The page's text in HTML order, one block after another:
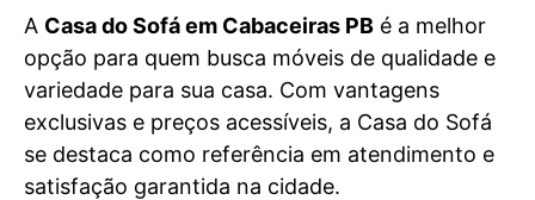
A Casa do Sofá em Cabaceiras PB é a melhor
opção para quem busca móveis de qualidade e
variedade para sua casa. Com vantagens
exclusivas e preços acessíveis, a Casa do Sofá
se destaca como referência em atendimento e
satisfação garantida na cidade.